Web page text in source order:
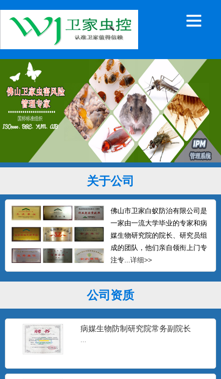
关于公司
佛山市卫家白蚁防治有限公司是
一家由一流大学毕业的专家和病
媒生物研究院的院长、研究员组
成的团队，他们亲自领衔上门专
注专... 详细>>
公司资质
病媒生物防制研究院常务副院长